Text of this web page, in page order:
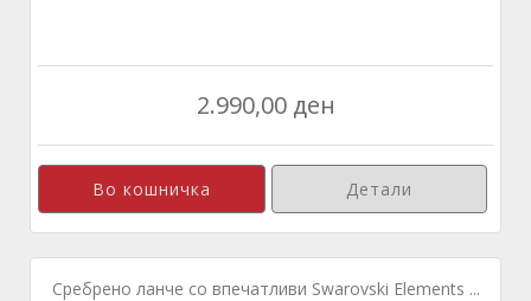
2.990,00 ден
Детали
Сребрено ланче со впечатливи Swarovski Elements ...